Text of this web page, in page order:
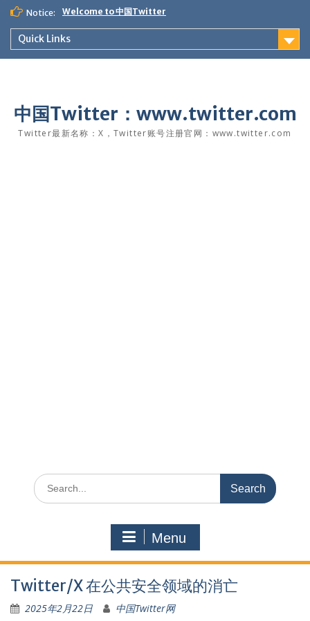
Skip
content
Notice: Welcome to 中国Twitter
Quick Links
中国Twitter：www.twitter.com
Twitter最新名称：X，Twitter账号注册官网：www.twitter.com
Search
for:
Menu
Twitter/X 在公共安全领域的消亡
2025年2月22日 中国Twitter网